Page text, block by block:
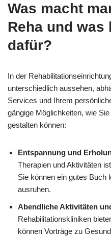
Was macht
Reha und was
dafür?
In der
unterschiedlich aussehen,
Services und Ihrem
gängige Möglichkeiten, wie
gestalten können:
Entspannung und
Therapien und Aktivitäten
Sie können ein gutes Buch
ausruhen.
Abendliche Aktivitäten
Rehabilitationskliniken
können Vorträge zu